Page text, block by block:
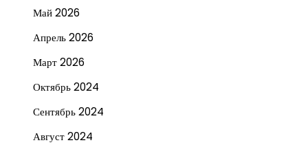
Май 2026
Апрель 2026
Март 2026
Октябрь 2024
Сентябрь 2024
Август 2024